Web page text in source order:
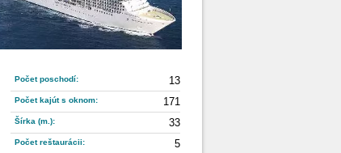
Počet poschodí: 13
Počet kajút s oknom: 171
Šírka (m.): 33
Počet reštaurácii: 5